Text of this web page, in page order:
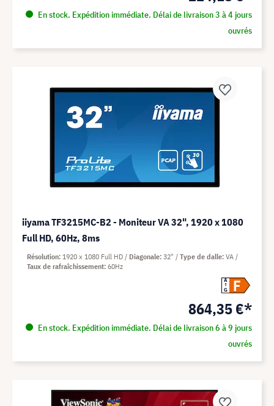
En stock. Expédition immédiate. Délai de livraison 3 à 4 jours
ouvrés
iiyama TF3215MC-B2 - Moniteur VA 32", 1920 x 1080
Full HD, 60Hz, 8ms
A
G
F
864,35 €*
En stock. Expédition immédiate. Délai de livraison 6 à 9 jours
ouvrés
Résolution 1920 x 1080 Full HD Diagonale 32" Type de dalle VA
Taux de rafraîchissement 60Hz